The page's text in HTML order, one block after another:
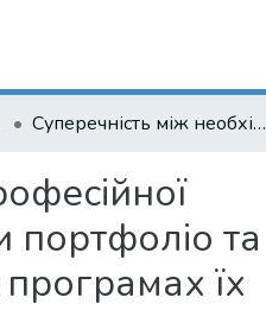
Суперечність між необхідністю формування професійної компетентності майбутніх психологів засобами портфоліо та невизначеністю даного питання в навчальних програмах їх професійної підготовки
портфоліо та
їх